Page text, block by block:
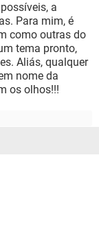
a
Para mim, é
como outras do
tema pronto,
Aliás, qualquer
nome da
os olhos!!!